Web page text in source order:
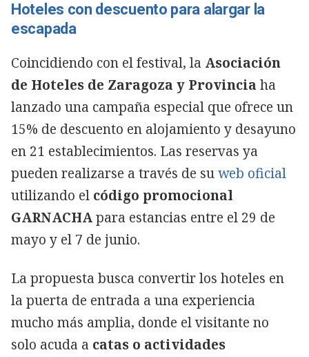
Hoteles con descuento para alargar la
escapada
Coincidiendo con el festival, la Asociación
de Hoteles de Zaragoza y Provincia ha
lanzado una campaña especial que ofrece un
15% de descuento en alojamiento y desayuno
en 21 establecimientos. Las reservas ya
pueden realizarse a través de suweb oficial
utilizando el código promocional
GARNACHApara estancias entre el 29 de
mayo y el 7 de junio.
La propuesta busca convertir los hoteles en
la puerta de entrada a una experiencia
mucho más amplia, donde el visitante no
solo acuda a catas o actividades